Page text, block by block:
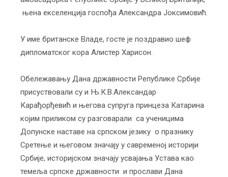
њена екселенција госпођа Александра Јоксимовић.
У име британске Владе, госте је поздравио шеф
дипломатског кора Алистер Харисон.
Обележавању Дана државности Републике Србије
присуствовали су и Њ.К.В.Александар
Карађорђевић и његова супруга принцеза Катарина
којим приликом су разговарали са ученицима
Допунске наставе на српском језику о празнику
Сретење и његовом значају у савременој историји
Србије, историјском значају усвајања Устава као
темеља српске државности и прослави Дана